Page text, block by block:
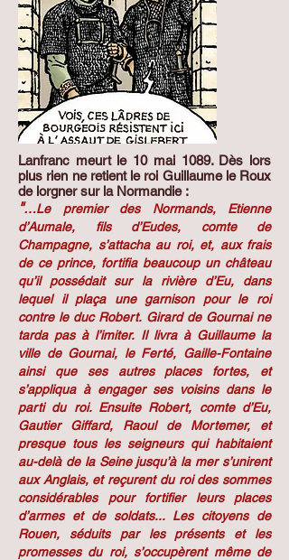
Lanfranc meurt le 10 mai 1089. Dès lors
plus rien ne retient le roi Guillaume le Roux
de lorgner sur la Normandie :
"…Le premier des Normands, Etienne
d’Aumale, fils d’Eudes, comte de
Champagne, s’attacha au roi, et, aux frais
de ce prince, fortifia beaucoup un château
qu’il possédait sur la rivière d’Eu, dans
lequel il plaça une garnison pour le roi
contre le duc Robert. Girard de Gournai ne
tarda pas à l’imiter. Il livra à Guillaume la
ville de Gournai, le Ferté, Gaille-Fontaine
ainsi que ses autres places fortes, et
s’appliqua à engager ses voisins dans le
parti du roi. Ensuite Robert, comte d’Eu,
Gautier Giffard, Raoul de Mortemer, et
presque tous les seigneurs qui habitaient
au-delà de la Seine jusqu’à la mer s’unirent
aux Anglais, et reçurent du roi des sommes
considérables pour fortifier leurs places
d’armes et de soldats... Les citoyens de
Rouen, séduits par les présents et les
promesses du roi, s’occupèrent même de